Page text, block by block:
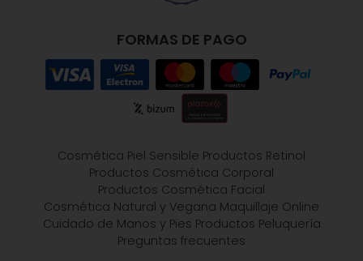
FORMAS DE PAGO
Cosmética Piel Sensible Productos Retinol
Productos Cosmética Corporal
Productos Cosmética Facial
Cosmética Natural y Vegana Maquillaje Online
Cuidado de Manos y Pies Productos Peluquería
Preguntas frecuentes